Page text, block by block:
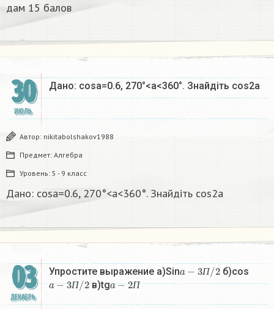
дам 15 балов ​
30
ИЮЛЬ
Дано: cosa=0.6, 270°<a<360°. Знайдіть cos2a​
Автор: nikitabolshakov1988
Предмет: Алгебра
Уровень: 5 - 9 класс
Дано: cosa=0.6, 270°<a<360°. Знайдіть cos2a​
03
ДЕКАБРЬ
Упростите выражение a)Sin П
a−3П/2 б)cos
П
3 П/2 в)tg П
a П